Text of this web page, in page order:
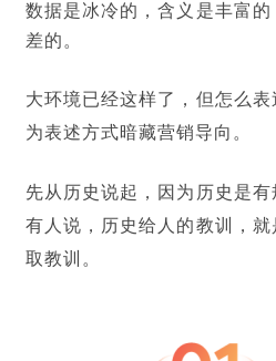
数据是冰冷的，含义是丰富的
差的。
大环境已经这样了，但怎么表
为表述方式暗藏营销导向。
先从历史说起，因为历史是有
有人说，历史给人的教训，就
取教训。